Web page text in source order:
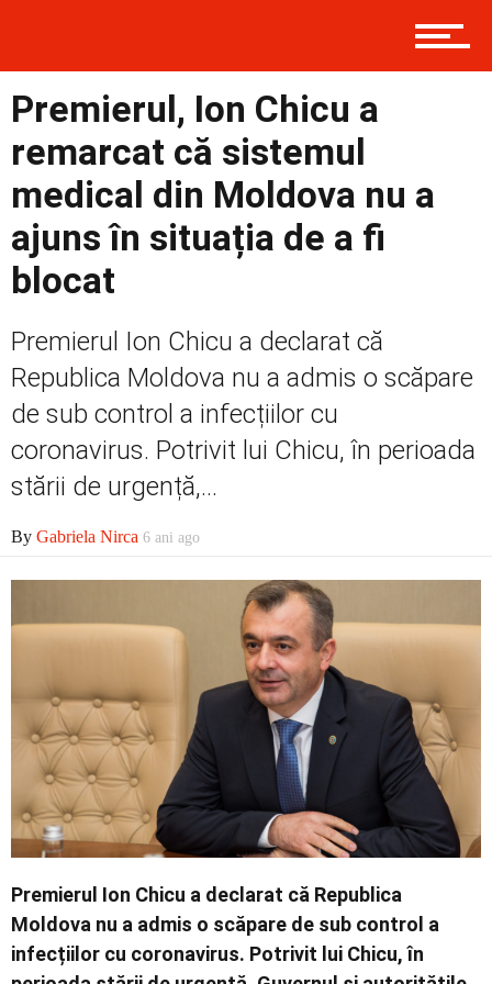
Politică
Externe
Economic
Contact
Premierul, Ion Chicu a
remarcat că sistemul
medical din Moldova nu a
ajuns în situația de a fi
blocat
Premierul Ion Chicu a declarat că
Republica Moldova nu a admis o scăpare
de sub control a infecțiilor cu
coronavirus. Potrivit lui Chicu, în perioada
stării de urgență,...
By Gabriela Nirca 6 ani ago
Premierul Ion Chicu a declarat că Republica
Moldova nu a admis o scăpare de sub control a
infecțiilor cu coronavirus. Potrivit lui Chicu, în